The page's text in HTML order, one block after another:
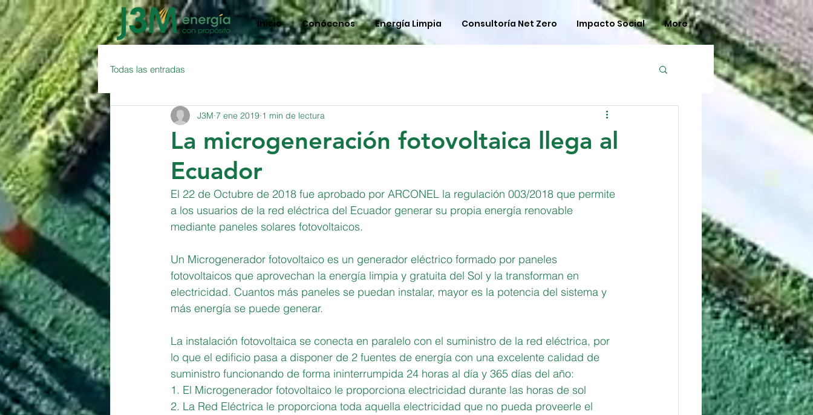
Inicio Conócenos Energía Limpia Consultoría Net Zero Impacto Social More
Todas las entradas
La microgeneración fotovoltaica llega al
Ecuador
J3M 7 ene 2019 1 min de lectura
El 22 de Octubre de 2018 fue aprobado por ARCONEL la regulación 003/2018 que permite
a los usuarios de la red eléctrica del Ecuador generar su propia energía renovable
mediante paneles solares fotovoltaicos.
Un Microgenerador fotovoltaico es un generador eléctrico formado por paneles
fotovoltaicos que aprovechan la energía limpia y gratuita del Sol y la transforman en
electricidad. Cuantos más paneles se puedan instalar, mayor es la potencia del sistema y
más energía se puede generar.
La instalación fotovoltaica se conecta en paralelo con el suministro de la red eléctrica, por
lo que el edificio pasa a disponer de 2 fuentes de energía con una excelente calidad de
suministro funcionando de forma ininterrumpida 24 horas al día y 365 días del año:
1. El Microgenerador fotovoltaico le proporciona electricidad durante las horas de sol
2. La Red Eléctrica le proporciona toda aquella electricidad que no pueda proveerle el